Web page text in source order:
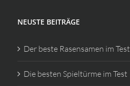
NEUSTE BEITRÄGE
Der beste Rasensamen im Test
Die besten Spieltürme im Test